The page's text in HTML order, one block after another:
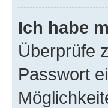
Ich habe
Überprüfe
Passwort